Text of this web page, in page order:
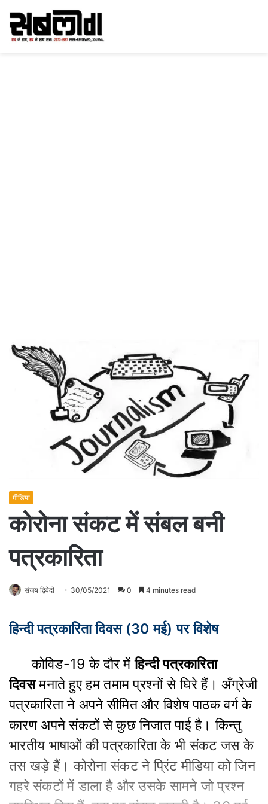
मीडिया
कोरोना संकट में संबल बनी
पत्रकारिता
संजय द्विवेदी 30/05/2021 0 4 minutes read
हिन्दी पत्रकारिता दिवस (30 मई) पर विशेष
कोविड-19 के दौर मेंहिन्दी पत्रकारिता
दिवसमनाते हुए हम तमाम प्रश्नों से घिरे हैं। अँग्रेजी
पत्रकारिता ने अपने सीमित और विशेष पाठक वर्ग के
कारण अपने संकटों से कुछ निजात पाई है। किन्तु
भारतीय भाषाओं की पत्रकारिता के भी संकट जस के
तस खड़े हैं। कोरोना संकट ने प्रिंट मीडिया को जिन
गहरे संकटों में डाला है और उसके सामने जो प्रश्न